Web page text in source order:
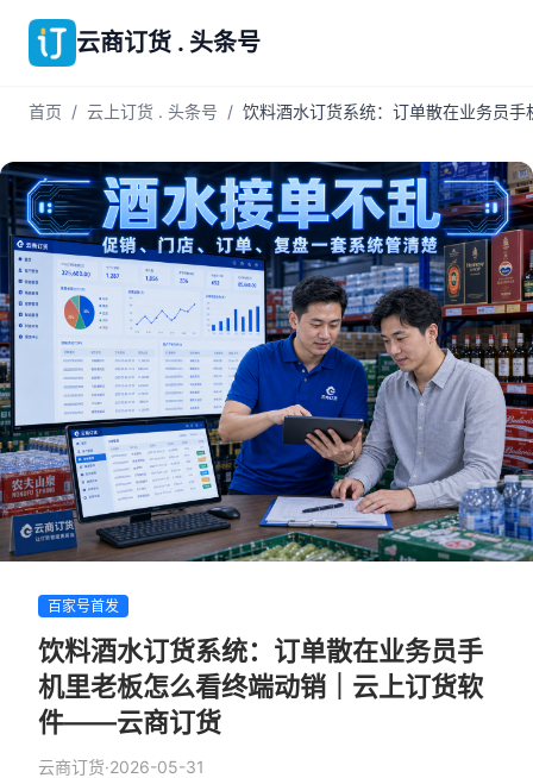
云商订货 . 头条号
首页 / 云上订货 . 头条号 / 饮料酒水订货系统：订单散在业务员
百家号首发
饮料酒水订货系统：订单散在业务员手
机里老板怎么看终端动销｜云上订货软
件——云商订货
云商订货·2026-05-31